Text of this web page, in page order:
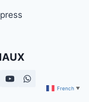
French ▼